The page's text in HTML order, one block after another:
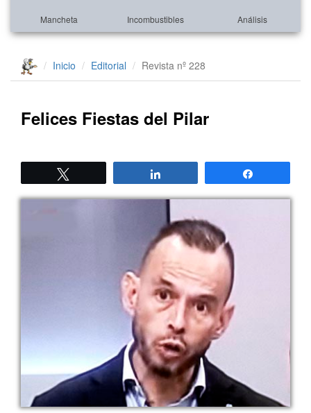
Mancheta Incombustibles Análisis
Inicio Editorial Revista nº 228
Felices Fiestas del Pilar